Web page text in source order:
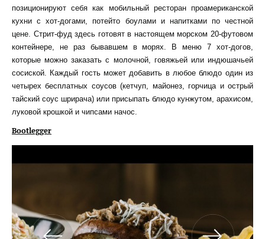
позиционируют себя как мобильный ресторан проамериканской
кухни с хот-догами, потейто боулами и напитками по честной
цене. Стрит-фуд здесь готовят в настоящем морском 20-футовом
контейнере, не раз бывавшем в морях. В меню 7 хот-догов,
которые можно заказать с молочной, говяжьей или индюшачьей
сосиской. Каждый гость может добавить в любое блюдо один из
четырех бесплатных соусов (кетчуп, майонез, горчица и острый
тайский соус шрирача) или присыпать блюдо кунжутом, арахисом,
луковой крошкой и чипсами начос.
Bootlegger